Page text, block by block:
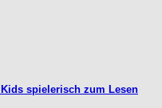
spielerisch zum Lesen